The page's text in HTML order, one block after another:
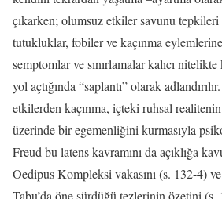
çıkarken; olumsuz etkiler savunu
tutukluklar, fobiler ve kaçınma
semptomlar ve sınırlamalar kalıcı
yol açtığında “saplantı” olarak
etkilerden kaçınma, içteki ruhsal realitenin
üzerinde bir egemenliğini kurmasıyla
Freud bu latens kavramını da açıklığa
Oedipus Kompleksi vakasını (s. 132-4)
Tabu’da öne sürdüğü tezlerinin özetini